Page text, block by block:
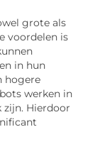
grote als
voordelen is
in hun
hogere
werken in
Hierdoor